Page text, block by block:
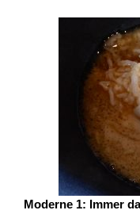
Moderne 1: Immer